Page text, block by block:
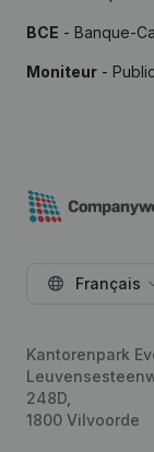
BCE - Banque-
Moniteur -
Français
Kantorenpark
248D,
1800 Vilvoorde